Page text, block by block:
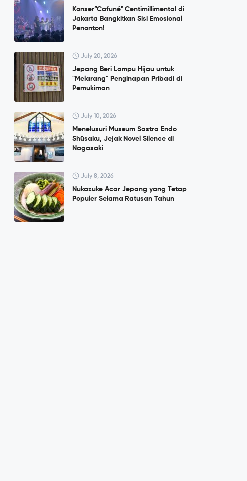
Konser”Cafuné" Centimillimental di
Jakarta Bangkitkan Sisi Emosional
Penonton!
July 20, 2026
Jepang Beri Lampu Hijau untuk
"Melarang" Penginapan Pribadi di
Pemukiman
July 10, 2026
Menelusuri Museum Sastra Endō
Shūsaku, Jejak Novel Silence di
Nagasaki
July 8, 2026
Nukazuke Acar Jepang yang Tetap
Populer Selama Ratusan Tahun